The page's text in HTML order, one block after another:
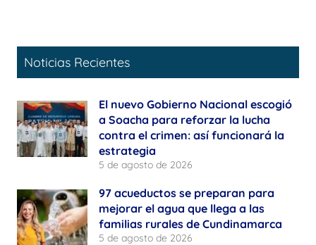
Noticias Recientes
El nuevo Gobierno Nacional escogió
a Soacha para reforzar la lucha
contra el crimen: así funcionará la
estrategia
5 de agosto de 2026
97 acueductos se preparan para
mejorar el agua que llega a las
familias rurales de Cundinamarca
5 de agosto de 2026